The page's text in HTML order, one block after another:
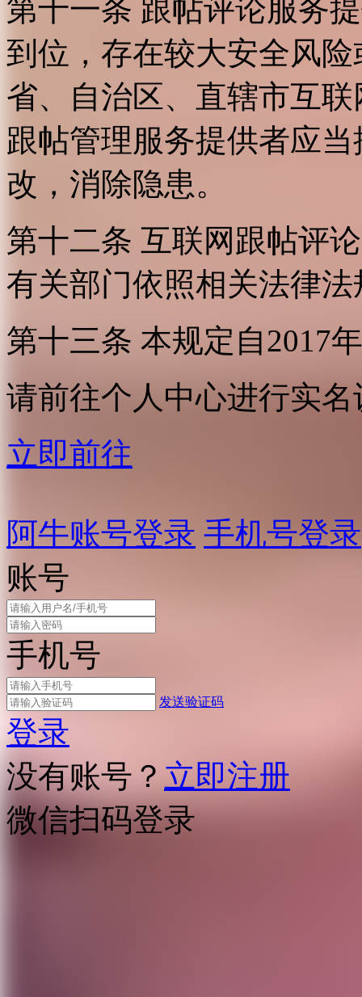
第十一条 跟帖评论服务
到位，存在较大安全风
省、自治区、直辖市互
跟帖管理服务提供者应
改，消除隐患。
第十二条 互联网跟帖评
有关部门依照相关法律
第十三条 本规定自2017
请前往个人中心进行实名
立即前往
阿牛账号登录 手机号登录
账号
手机号
发送验证码
登录
没有账号？ 立即注册
微信扫码登录